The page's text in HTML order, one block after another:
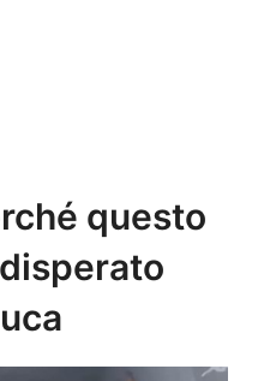
questo